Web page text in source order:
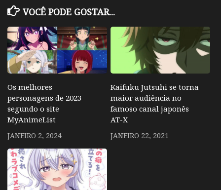
VOCÊ PODE GOSTAR...
Os melhores
personagens de 2023
segundo o site
MyAnimeList
JANEIRO 2, 2024
Kaifuku Jutsuhi se torna
maior audiência no
famoso canal japonês
AT-X
JANEIRO 22, 2021